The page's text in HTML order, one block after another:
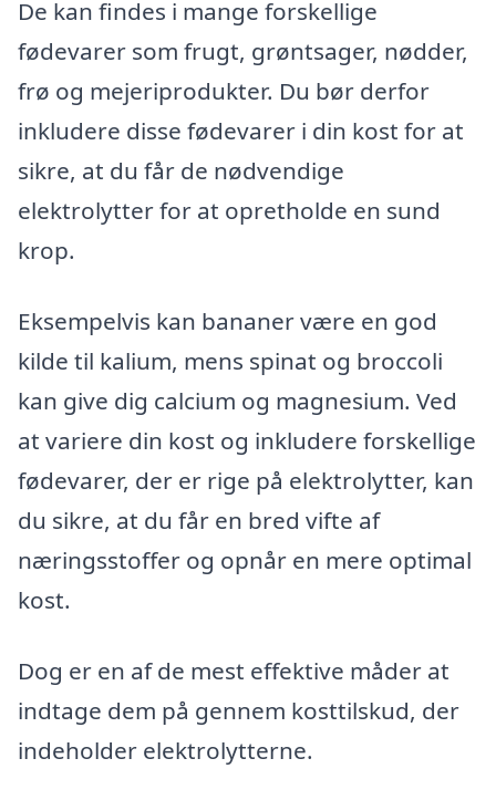
De kan findes i mange forskellige
fødevarer som frugt, grøntsager, nødder,
frø og mejeriprodukter. Du bør derfor
inkludere disse fødevarer i din kost for at
sikre, at du får de nødvendige
elektrolytter for at opretholde en sund
krop.
Eksempelvis kan bananer være en god
kilde til kalium, mens spinat og broccoli
kan give dig calcium og magnesium. Ved
at variere din kost og inkludere forskellige
fødevarer, der er rige på elektrolytter, kan
du sikre, at du får en bred vifte af
næringsstoffer og opnår en mere optimal
kost.
Dog er en af de mest effektive måder at
indtage dem på gennem kosttilskud, der
indeholder elektrolytterne.